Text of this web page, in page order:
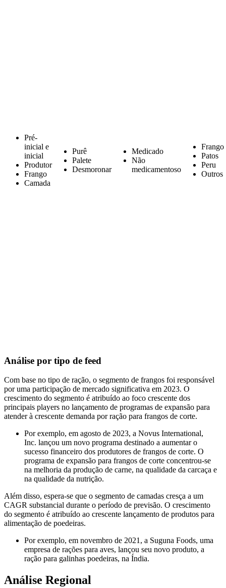
Pré-
inicial e
inicial
Produtor
Frango
Camada
Purê
Palete
Desmoronar
Medicado
Não
medicamentoso
Frango
Patos
Peru
Outros
Análise por tipo de feed
Com base no tipo de ração, o segmento de frangos foi responsável
por uma participação de mercado significativa em 2023. O
crescimento do segmento é atribuído ao foco crescente dos
principais players no lançamento de programas de expansão para
atender à crescente demanda por ração para frangos de corte.
Por exemplo, em agosto de 2023, a Novus International,
Inc. lançou um novo programa destinado a aumentar o
sucesso financeiro dos produtores de frangos de corte. O
programa de expansão para frangos de corte concentrou-se
na melhoria da produção de carne, na qualidade da carcaça e
na qualidade da nutrição.
Além disso, espera-se que o segmento de camadas cresça a um
CAGR substancial durante o período de previsão. O crescimento
do segmento é atribuído ao crescente lançamento de produtos para
alimentação de poedeiras.
Por exemplo, em novembro de 2021, a Suguna Foods, uma
empresa de rações para aves, lançou seu novo produto, a
ração para galinhas poedeiras, na Índia.
Análise Regional